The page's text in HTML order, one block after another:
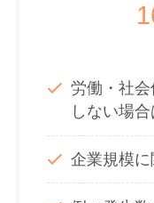
労働・社
しない場
企業規模